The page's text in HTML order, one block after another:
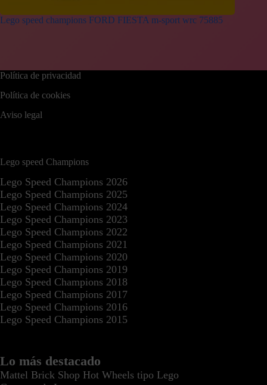
Lego speed champions FORD FIESTA m-sport wrc 75885
Política de privacidad
Política de cookies
Aviso legal
Lego speed Champions
Lego Speed Champions 2026
Lego Speed Champions 2025
Lego Speed Champions 2024
Lego Speed Champions 2023
Lego Speed Champions 2022
Lego Speed Champions 2021
Lego Speed Champions 2020
Lego Speed Champions 2019
Lego Speed Champions 2018
Lego Speed Champions 2017
Lego Speed Champions 2016
Lego Speed Champions 2015
Lo más destacado
Mattel Brick Shop Hot Wheels tipo Lego